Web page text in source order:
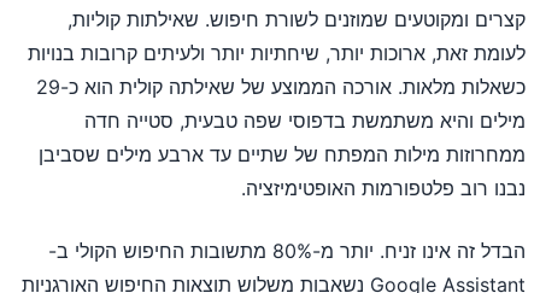
קצרים ומקוטעים שמוזנים לשורת חיפוש. שאילתות קוליות,
לעומת זאת, ארוכות יותר, שיחתיות יותר ולעיתים קרובות בנויות
כשאלות מלאות. אורכה הממוצע של שאילתה קולית הוא כ-29
מילים והיא משתמשת בדפוסי שפה טבעית, סטייה חדה
ממחרוזות מילות המפתח של שתיים עד ארבע מילים שסביבן
נבנו רוב פלטפורמות האופטימיזציה.
הבדל זה אינו זניח. יותר מ-80% מתשובות החיפוש הקולי ב-
Google Assistant נשאבות משלוש תוצאות החיפוש האורגניות